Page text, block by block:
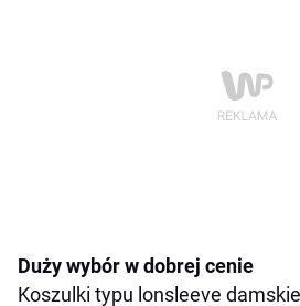
Duży wybór w dobrej cenie
Koszulki typu lonsleeve